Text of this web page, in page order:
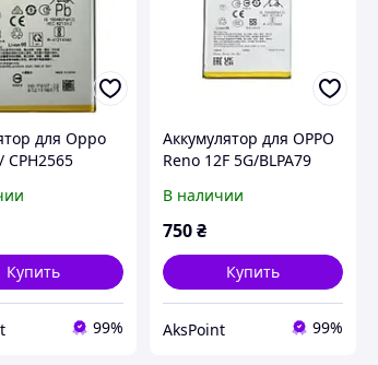
для Oppo
CPH2565
, Original PRC
Купить
99%
Аккумулятор для OPPO
Reno 12F 5G/BLPA79
В наличии
750₴
Купить
AksPoint 99%